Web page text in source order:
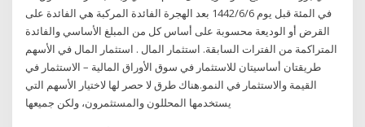
في المئة قبل يوم 6‏‏/6‏‏/1442 بعد الهجرة الفائدة المركبة هي الفائدة على
القرض أو الوديعة محسوبة على أساس كل من المبلغ الأساسي والفائدة
المتراكمة من الفترات السابقة. استثمار المال . استثمار المال في الأسهم
طريقتان أساسيتان للاستثمار في سوق الأوراق المالية – الاستثمار في
القيمة والاستثمار في النمو.هناك طرق لا حصر لها لاختيار الأسهم التي
يستخدمها المحللون والمستثمرون، ولكن جميعها